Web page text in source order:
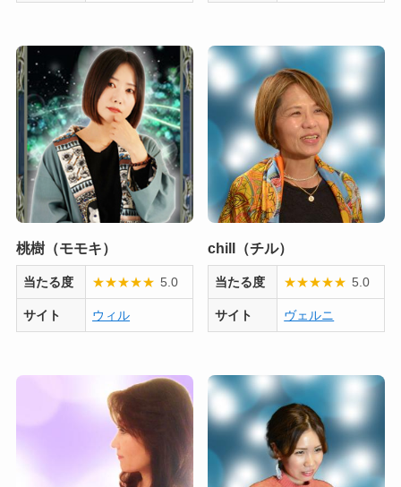
桃樹（モモキ）
当たる度 ★★★★★ 5.0
サイト ウィル
chill（チル）
当たる度 ★★★★★ 5.0
サイト ヴェルニ